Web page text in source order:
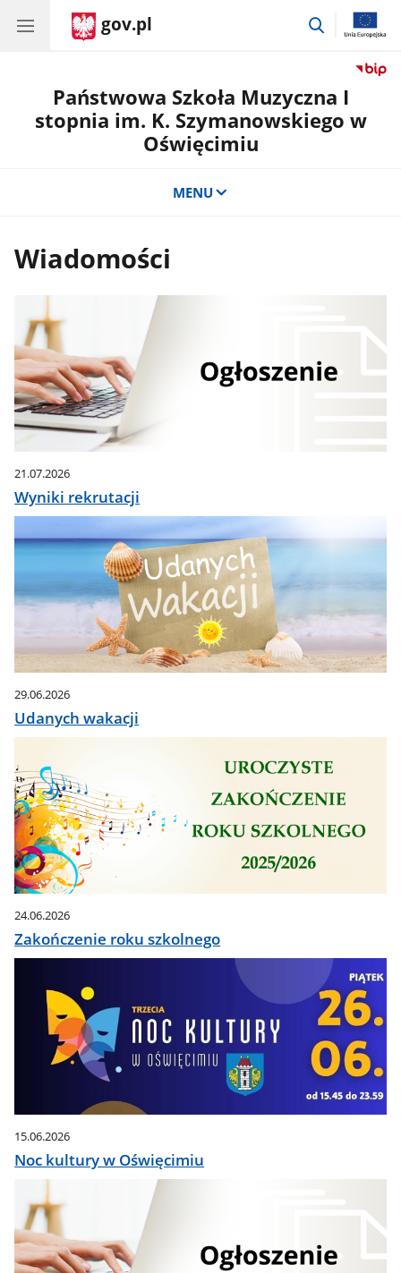
gov.pl
przejdź
Państwowa Szkoła Muzyczna I
stopnia im. K. Szymanowskiego w
Oświęcimiu
MENU
Wiadomości
21.07.2026
Wyniki rekrutacji
29.06.2026
Udanych wakacji
24.06.2026
Zakończenie roku szkolnego
15.06.2026
Noc kultury w Oświęcimiu